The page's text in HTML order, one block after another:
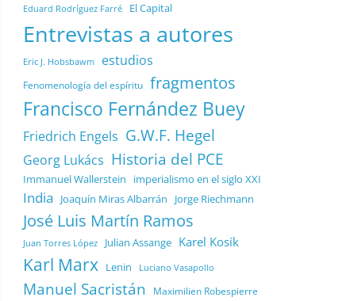
Eduard Rodríguez Farré El Capital
Entrevistas a autores
Eric J. Hobsbawm estudios
Fenomenología del espíritu fragmentos
Francisco Fernández Buey
Friedrich Engels G.W.F. Hegel
Georg Lukács Historia del PCE
Immanuel Wallerstein imperialismo en el siglo XXI
India Joaquín Miras Albarrán Jorge Riechmann
José Luis Martín Ramos
Juan Torres López Julian Assange Karel Kosík
Karl Marx Lenin Luciano Vasapollo
Manuel Sacristán Maximilien Robespierre